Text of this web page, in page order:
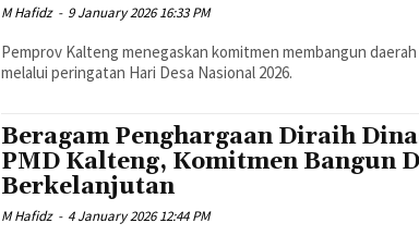
M Hafidz - 9 January 2026 16:33 PM
Pemprov Kalteng menegaskan komitmen membangun
melalui peringatan Hari Desa Nasional 2026.
Beragam Penghargaan Diraih
PMD Kalteng, Komitmen Bangun
Berkelanjutan
M Hafidz - 4 January 2026 12:44 PM